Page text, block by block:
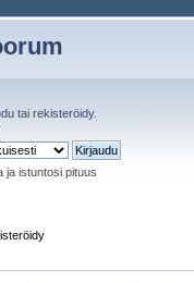
tairekisteröidy.
ja istuntosi pituus